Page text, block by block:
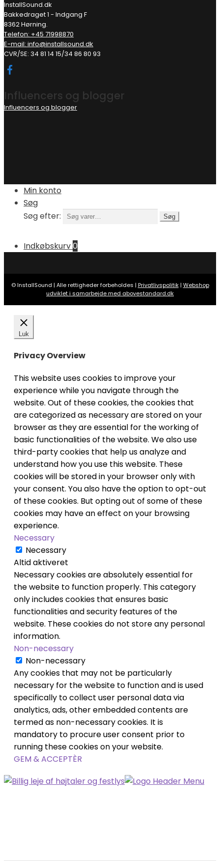
InstallSound.dk
Bakkedraget 1 - Indgang F
8362 Hørning.
Telefon: +45 71998870
E-mail: info@installsound.dk
CVR/SE: 34 81 14 15/34 86 80 93
Influencers og blogger
Influencers og blogger
Min konto
Søg
Søg efter:
Søg
Indkøbskurv0
© InstallSound | Alle rettigheder forbeholdes | Privatlivspolitik| Webshop
udviklet i samarbejde med abovestandard.dk
Luk
Privacy Overview
This website uses cookies to improve your
experience while you navigate through the
website. Out of these cookies, the cookies that
are categorized as necessary are stored on your
browser as they are essential for the working of
basic functionalities of the website. We also use
third-party cookies that help us analyze and
understand how you use this website. These
cookies will be stored in your browser only with
your consent. You also have the option to opt-out
of these cookies. But opting out of some of these
cookies may have an effect on your browsing
experience.
Necessary
Necessary
Altid aktiveret
Necessary cookies are absolutely essential for
the website to function properly. This category
only includes cookies that ensures basic
functionalities and security features of the
website. These cookies do not store any personal
information.
Non-necessary
Non-necessary
Any cookies that may not be particularly
necessary for the website to function and is used
specifically to collect user personal data via
analytics, ads, other embedded contents are
termed as non-necessary cookies. It is
mandatory to procure user consent prior to
running these cookies on your website.
GEM & ACCEPTÈR